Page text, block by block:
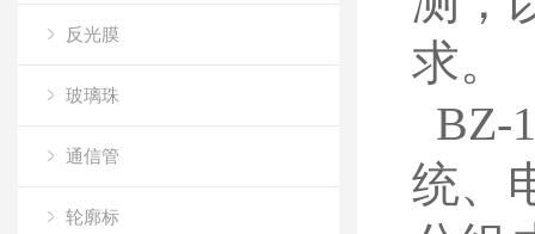
反光膜
玻璃珠
通信管
轮廓标
求。
BZ-
统、